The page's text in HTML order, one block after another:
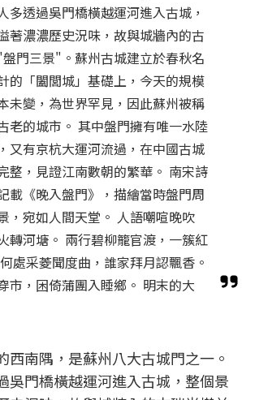
多透過吳門橋橫越運河進入古城，
著濃濃歷史況味，故與城牆內的古
門三景"。蘇州古城建立於春秋名
的「闔閭城」基礎上，今天的規模
未變，為世界罕見，因此蘇州被稱
老的城市。 其中盤門擁有唯一水陸
又有京杭大運河流過，在中國古城
整，見證江南數朝的繁華。 南宋詩
載《晚入盤門》，描繪當時盤門周
，宛如人間天堂。 人語嘲喧晚吹
轉河塘。 兩行碧柳籠官渡，一簇紅
處采菱聞度曲，誰家拜月認飄香。
市，困倚蒲團入睡鄉。 明末的大
西南隅，是蘇州八大古城門之一。
吳門橋橫越運河進入古城，整個景